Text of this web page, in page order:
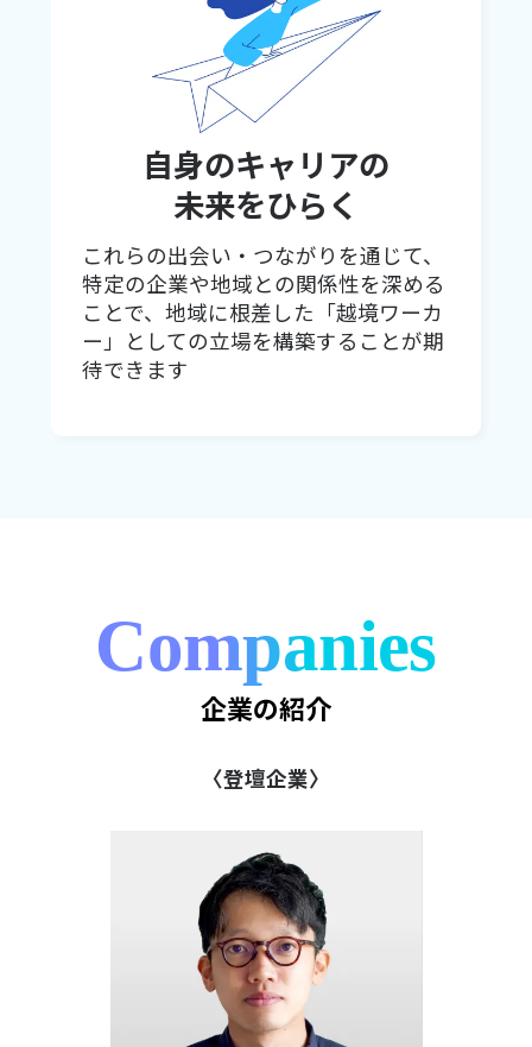
自身のキャリアの
未来をひらく
これらの出会い・つながりを通じて、
特定の企業や地域との関係性を深める
ことで、地域に根差した「越境ワーカ
ー」としての立場を構築することが期
待できます
Companies
企業の紹介
〈登壇企業〉